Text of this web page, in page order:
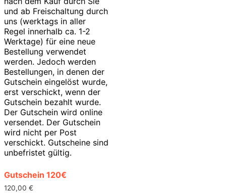
Gutschein 120€
120,00 €